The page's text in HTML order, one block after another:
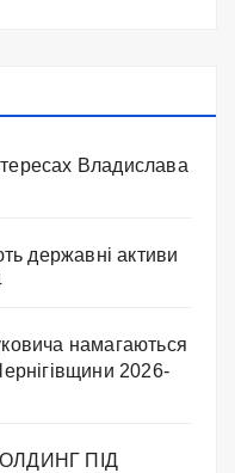
Владислава
державні активи
намагаються
2026-
ПІД